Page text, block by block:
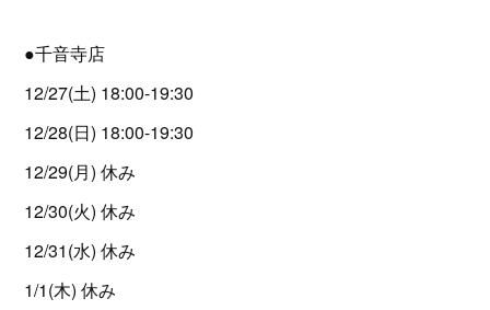
●千音寺店
12/27(土) 18:00-19:30
12/28(日) 18:00-19:30
12/29(月) 休み
12/30(火) 休み
12/31(水) 休み
1/1(木) 休み